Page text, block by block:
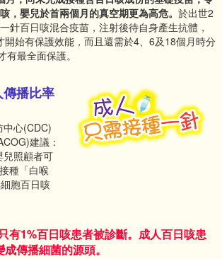
，嬰兒於首兩個月的真空期更為高危。 於出世2
針百日咳混合疫苗，注射後待自身產生抗體，
開始有保護效能，而且還需於4、6及18個月時分
最全面保護。
傳播比率
中心(CDC)
建議：
兒照顧者可
接種「白喉
胞百日咳
有1%百日咳患者被診斷。成人百日咳患
傳播細菌的源頭。